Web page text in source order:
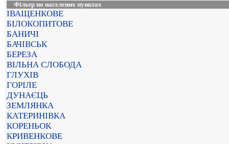
Фільтр по населених пунктах
ІВАЩЕНКОВЕ
БІЛОКОПИТОВЕ
БАНИЧІ
БАЧІВСЬК
БЕРЕЗА
ВІЛЬНА СЛОБОДА
ГЛУХІВ
ГОРІЛЕ
ДУНАЄЦЬ
ЗЕМЛЯНКА
КАТЕРИНІВКА
КОРЕНЬОК
КРИВЕНКОВЕ